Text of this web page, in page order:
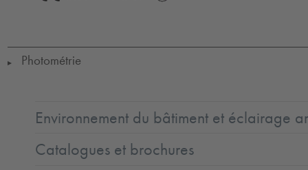
▶ Photométrie
Environnement du bâtiment et éclairage
Catalogues et brochures